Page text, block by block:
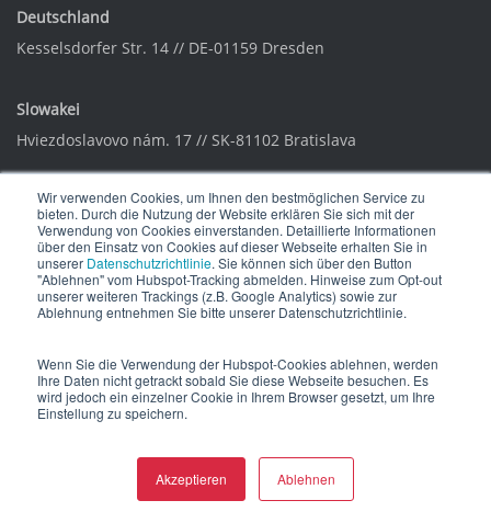
Wir verwenden Cookies, um Ihnen den bestmöglichen Service zu
bieten. Durch die Nutzung der Website erklären Sie sich mit der
Verwendung von Cookies einverstanden. Detaillierte Informationen
über den Einsatz von Cookies auf dieser Webseite erhalten Sie in
unserer Datenschutzrichtlinie. Sie können sich über den Button
"Ablehnen" vom Hubspot-Tracking abmelden. Hinweise zum Opt-out
unserer weiteren Trackings (z.B. Google Analytics) sowie zur
Ablehnung entnehmen Sie bitte unserer Datenschutzrichtlinie.
Wenn Sie die Verwendung der Hubspot-Cookies ablehnen, werden
Ihre Daten nicht getrackt sobald Sie diese Webseite besuchen. Es
wird jedoch ein einzelner Cookie in Ihrem Browser gesetzt, um Ihre
Einstellung zu speichern.
Akzeptieren Ablehnen
Deutschland
Kesselsdorfer Str. 14 // DE-01159 Dresden
Slowakei
Hviezdoslavovo nám. 17 // SK-81102 Bratislava
China
3/F, No.1 Building A section
Zhongguancun Dongsheng Intern. Incubator, Haidian District
CN-Beijing
Thailand
55 Moo 7 Suthep, Muang Chiang Mai,
Chiang Mai 50200, TH